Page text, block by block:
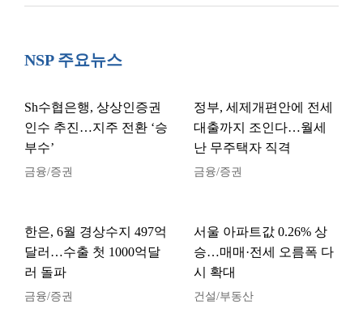
NSP 주요뉴스
Sh수협은행, 상상인증권
인수 추진…지주 전환 ‘승
부수’
금융/증권
정부, 세제개편안에 전세
대출까지 조인다…월세
난 무주택자 직격
금융/증권
한은, 6월 경상수지 497억
달러…수출 첫 1000억달
러 돌파
금융/증권
서울 아파트값 0.26% 상
승…매매·전세 오름폭 다
시 확대
건설/부동산